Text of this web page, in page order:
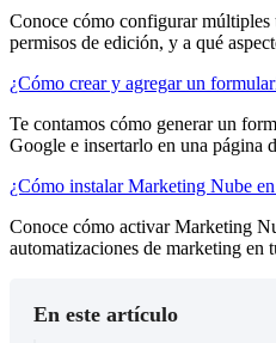
Conoce cómo configurar múltiples
permisos de edición, y a qué
¿Cómo crear y agregar un
Te contamos cómo generar un
Google e insertarlo en una página
¿Cómo instalar Marketing Nube
Conoce cómo activar Marketing
automatizaciones de marketing en
En este artículo